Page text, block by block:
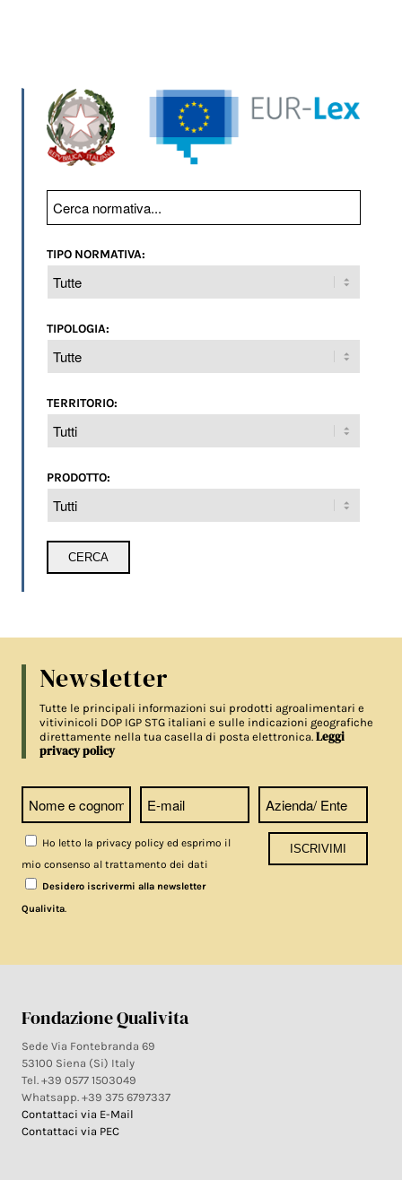
TIPO NORMATIVA:
TIPOLOGIA:
TERRITORIO:
PRODOTTO:
Newsletter
Tutte le principali informazioni sui prodotti agroalimentari e
vitivinicoli DOP IGP STG italiani e sulle indicazioni geografiche
direttamente nella tua casella di posta elettronica.Leggi
privacy policy
Ho letto la privacy policy ed esprimo il
mio consenso al trattamento dei dati
Desidero iscrivermi alla newsletter
Qualivita.
Fondazione Qualivita
Sede Via Fontebranda 69
53100 Siena (Si) Italy
Tel. +39 0577 1503049
Whatsapp. +39 375 6797337
Contattaci via E-Mail
Contattaci via PEC